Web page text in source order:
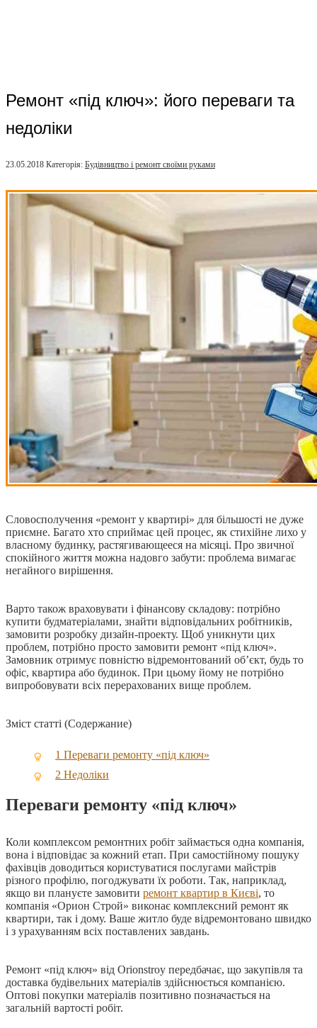
Ремонт «під ключ»: його переваги та
недоліки
23.05.2018 Категорія: Будівництво і ремонт своїми руками
Словосполучення «ремонт у квартирі» для більшості не дуже
приємне. Багато хто сприймає цей процес, як стихійне лихо у
власному будинку, растягивающееся на місяці. Про звичної
спокійного життя можна надовго забути: проблема вимагає
негайного вирішення.
Варто також враховувати і фінансову складову: потрібно
купити будматеріалами, знайти відповідальних робітників,
замовити розробку дизайн-проекту. Щоб уникнути цих
проблем, потрібно просто замовити ремонт «під ключ».
Замовник отримує повністю відремонтований об’єкт, будь то
офіс, квартира або будинок. При цьому йому не потрібно
випробовувати всіх перерахованих вище проблем.
Зміст статті (Содержание)
1 Переваги ремонту «під ключ»
2 Недоліки
Переваги ремонту «під ключ»
Коли комплексом ремонтних робіт займається одна компанія,
вона і відповідає за кожний етап. При самостійному пошуку
фахівців доводиться користуватися послугами майстрів
різного профілю, погоджувати їх роботи. Так, наприклад,
якщо ви плануєте замовити ремонт квартир в Києві, то
компанія «Орион Строй» виконає комплексний ремонт як
квартири, так і дому. Ваше житло буде відремонтовано швидко
і з урахуванням всіх поставлених завдань.
Ремонт «під ключ» від Orionstroy передбачає, що закупівля та
доставка будівельних матеріалів здійснюється компанією.
Оптові покупки матеріалів позитивно позначається на
загальній вартості робіт.